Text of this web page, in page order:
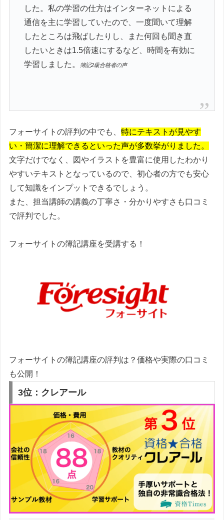
した。私の学習の仕方はインターネットによる
通信を主に学習していたので、一度聞いて理解
したところは飛ばしたりし、また何回も聞き直
したいときは1.5倍速にするなど、時間を有効に
学習しました。
簿記2級合格者の声
フォーサイトの評判の中でも、特にテキストが見やす
い・簡潔に理解できるといった声が多数挙がりました。
文字だけでなく、図やイラストを豊富に使用したわかり
やすいテキストとなっているので、初心者の方でも安心
して知識をインプットできるでしょう。
また、担当講師の講義の丁寧さ・分かりやすさも口コミ
で評判でした。
フォーサイトの簿記講座を受講する！
フォーサイトの簿記講座の評判は？価格や実際の口コミ
も公開！
3位：クレアール